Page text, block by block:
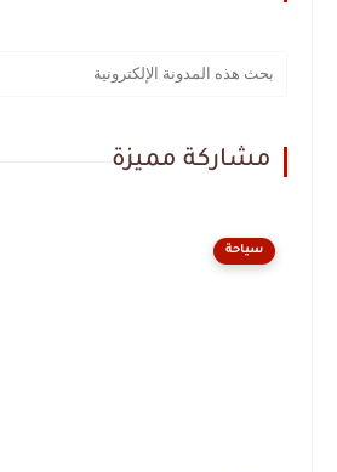
مشاركة مميزة
سياحة